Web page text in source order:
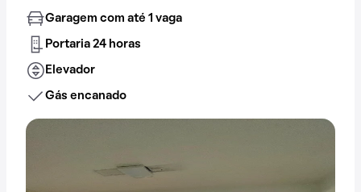
Garagem com até 1 vaga
Portaria 24 horas
Elevador
Gás encanado